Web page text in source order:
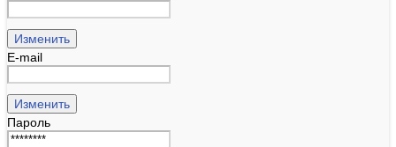
Изменить
E-mail
Изменить
Пароль